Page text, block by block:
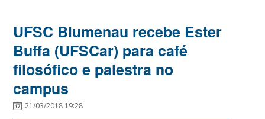
UFSC Blumenau recebe Ester
Buffa (UFSCar) para café
filosófico e palestra no
campus
21/03/2018 19:28